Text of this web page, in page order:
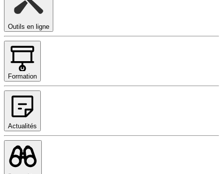
Outils en ligne
Formation
Actualités